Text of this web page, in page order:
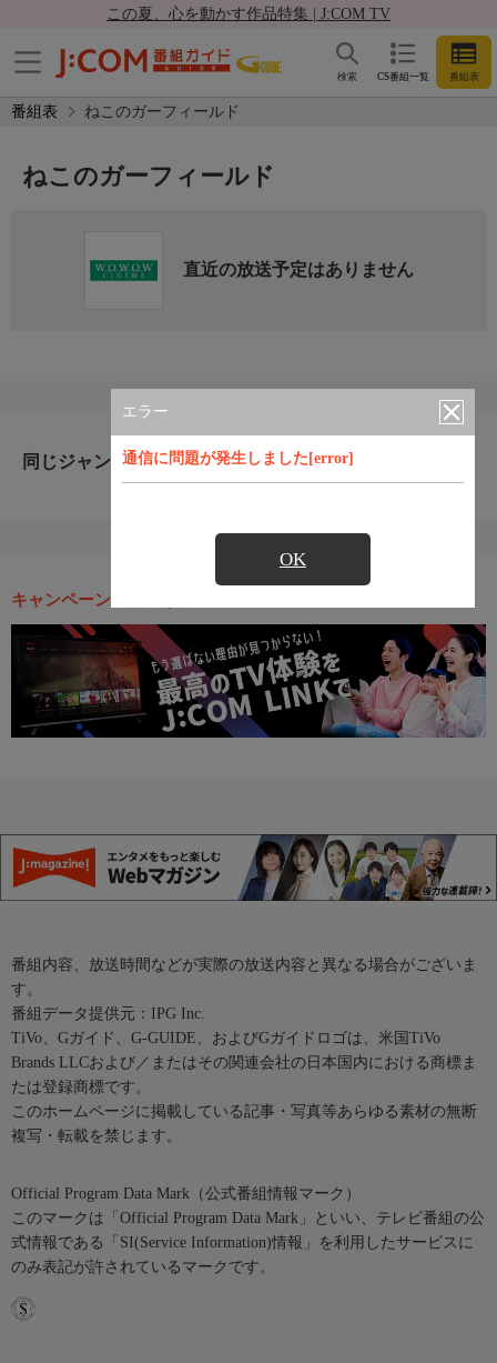
この夏、心を動かす作品特集 | J:COM TV
CS番組一覧 番組表
検索
番組表 ねこのガーフィールド
エラー
通信に問題が発生しました[error]
OK
ねこのガーフィールド
直近の放送予定はありません
同じジャンルのおすすめ番組
キャンペーン・お得な情報
番組内容、放送時間などが実際の放送内容と異なる場合がございま
す。
番組データ提供元：IPG Inc.
TiVo、Gガイド、G-GUIDE、およびGガイドロゴは、米国TiVo
Brands LLCおよび／またはその関連会社の日本国内における商標ま
たは登録商標です。
このホームページに掲載している記事・写真等あらゆる素材の無断
複写・転載を禁じます。
Official Program Data Mark（公式番組情報マーク）
このマークは「Official Program Data Mark」といい、テレビ番組の公
式情報である「SI(Service Information)情報」を利用したサービスに
のみ表記が許されているマークです。